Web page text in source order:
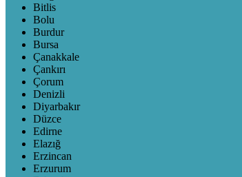
Bitlis
Bolu
Burdur
Bursa
Çanakkale
Çankırı
Çorum
Denizli
Diyarbakır
Düzce
Edirne
Elazığ
Erzincan
Erzurum